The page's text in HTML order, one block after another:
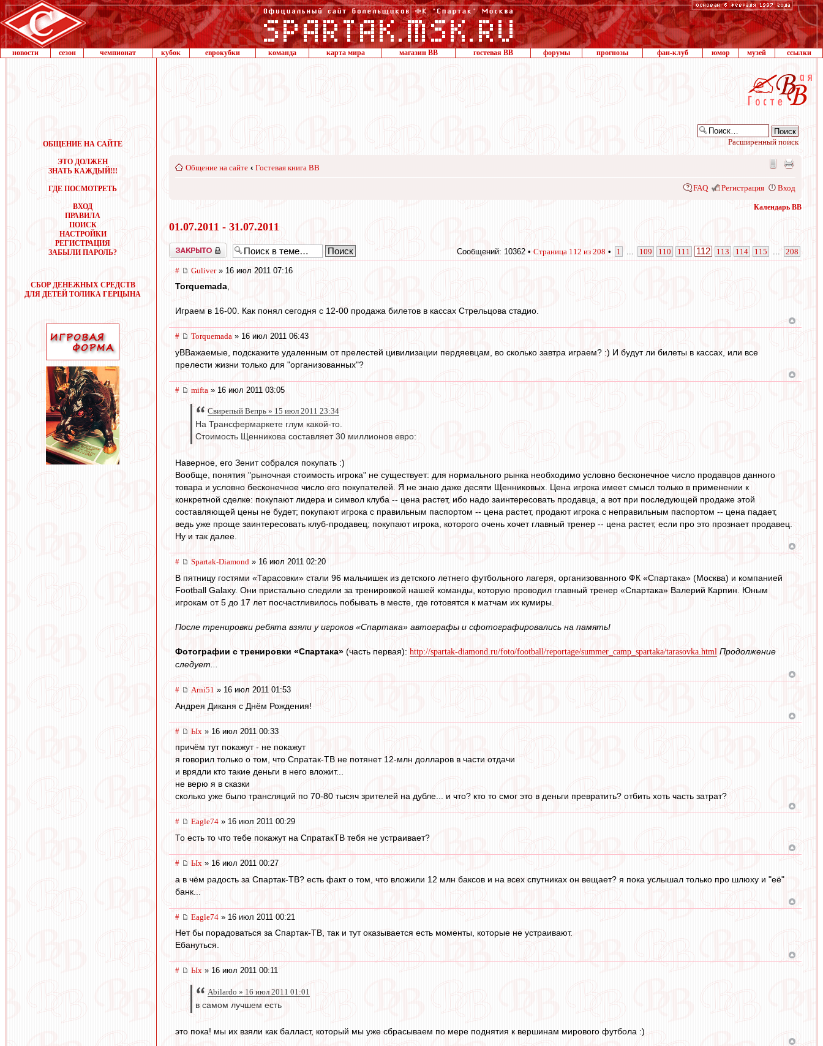
новости сезон чемпионат кубок еврокубки команда карта мира магазин ВВ гостевая ВВ форумы прогнозы фан-клуб юмор музей ссылки
ОБЩЕНИЕ НА САЙТЕ
ЭТО ДОЛЖЕН
ЗНАТЬ КАЖДЫЙ!!!
ГДЕ ПОСМОТРЕТЬ
ВХОД
ПРАВИЛА
ПОИСК
НАСТРОЙКИ
РЕГИСТРАЦИЯ
ЗАБЫЛИ ПАРОЛЬ?
СБОР ДЕНЕЖНЫХ СРЕДСТВ
ДЛЯ ДЕТЕЙ ТОЛИКА ГЕРЦЫНА
Расширенный поиск
Общение на сайте ‹ Гостевая книга ВВ
FAQ Регистрация Вход
Календарь ВВ
01.07.2011 - 31.07.2011
Закрыто Сообщений: 10362 • Страница 112 из 208 • 1 109 110 111 112 113 114 115 208
# Guliver» 16 июл 2011 07:16
Torquemada,
Играем в 16-00. Как понял сегодня с 12-00 продажа билетов в кассах Стрельцова стадио.
# Torquemada » 16 июл 2011 06:43
уВВажаемые, подскажите удаленным от прелестей цивилизации пердяевцам, во сколько завтра играем? :) И будут ли билеты в кассах, или все
прелести жизни только для "организованных"?
# mifta » 16 июл 2011 03:05
Свирепый Вепрь » 15 июл 2011 23:34
На Трансфермаркете глум какой-то.
Стоимость Щенникова составляет 30 миллионов евро:
Наверное, его Зенит собрался покупать :)
Вообще, понятия "рыночная стоимость игрока" не существует: для нормального рынка необходимо условно бесконечное число продавцов данного
товара и условно бесконечное число его покупателей. Я не знаю даже десяти Щенниковых. Цена игрока имеет смысл только в применении к
конкретной сделке: покупают лидера и символ клуба -- цена растет, ибо надо заинтересовать продавца, а вот при последующей продаже этой
составляющей цены не будет; покупают игрока с правильным паспортом -- цена растет, продают игрока с неправильным паспортом -- цена падает,
ведь уже проще заинтересовать клуб-продавец; покупают игрока, которого очень хочет главный тренер -- цена растет, если про это прознает продавец.
Ну и так далее.
# Spartak-Diamond » 16 июл 2011 02:20
В пятницу гостями «Тарасовки» стали 96 мальчишек из детского летнего футбольного лагеря, организованного ФК «Спартака» (Москва) и компанией
Football Galaxy. Они пристально следили за тренировкой нашей команды, которую проводил главный тренер «Спартака» Валерий Карпин. Юным
игрокам от 5 до 17 лет посчастливилось побывать в месте, где готовятся к матчам их кумиры.
После тренировки ребята взяли у игроков «Спартака» автографы и сфотографировались на память!
Фотографии с тренировки «Спартака» (часть первая): http://spartak-diamond.ru/foto/football/reportage/summer_camp_spartaka/tarasovka.html Продолжение
следует...
# Arni51 » 16 июл 2011 01:53
Андрея Диканя с Днём Рождения!
# Ых » 16 июл 2011 00:33
причём тут покажут - не покажут
я говорил только о том, что Спратак-ТВ не потянет 12-млн долларов в части отдачи
и врядли кто такие деньги в него вложит...
не верю я в сказки
сколько уже было трансляций по 70-80 тысяч зрителей на дубле... и что? кто то смог это в деньги превратить? отбить хоть часть затрат?
# Eagle74 » 16 июл 2011 00:29
То есть то что тебе покажут на СпратакТВ тебя не устраивает?
# Ых » 16 июл 2011 00:27
а в чём радость за Спартак-ТВ? есть факт о том, что вложили 12 млн баксов и на всех спутниках он вещает? я пока услышал только про шлюху и "её"
банк...
# Eagle74 » 16 июл 2011 00:21
Нет бы порадоваться за Спартак-ТВ, так и тут оказывается есть моменты, которые не устраивают.
Ебануться.
# Ых » 16 июл 2011 00:11
Abilardo » 16 июл 2011 01:01
в самом лучшем есть
это пока! мы их взяли как балласт, который мы уже сбрасываем по мере поднятия к вершинам мирового футбола :)